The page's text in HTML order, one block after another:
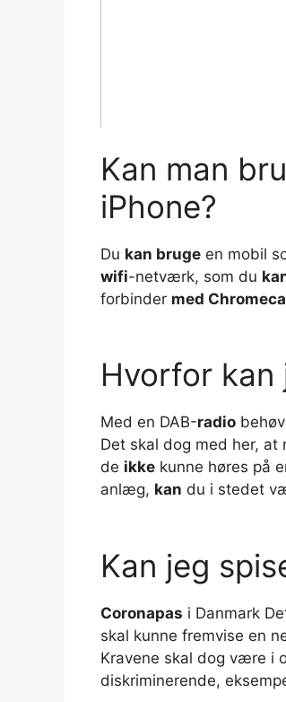
Kan man
iPhone?
Du kan bruge en mobil
wifi-netværk, som du
forbinder med
Hvorfor kan
Med en DAB-radio
Det skal dog med her, at
de ikke kunne høres på
anlæg, kan du i stedet
Kan jeg
Coronapas i Danmark
skal kunne fremvise en
Kravene skal dog være i
diskriminerende,